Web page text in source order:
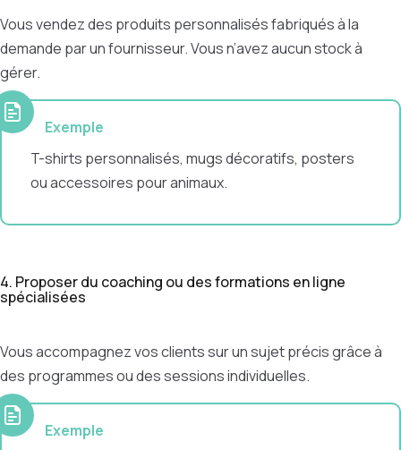
Vous vendez des produits personnalisés fabriqués à la
demande par un fournisseur. Vous n’avez aucun stock à
gérer.
Exemple
T-shirts personnalisés, mugs décoratifs, posters
ou accessoires pour animaux.
4. Proposer du coaching ou des formations en ligne
spécialisées
Vous accompagnez vos clients sur un sujet précis grâce à
des programmes ou des sessions individuelles.
Exemple